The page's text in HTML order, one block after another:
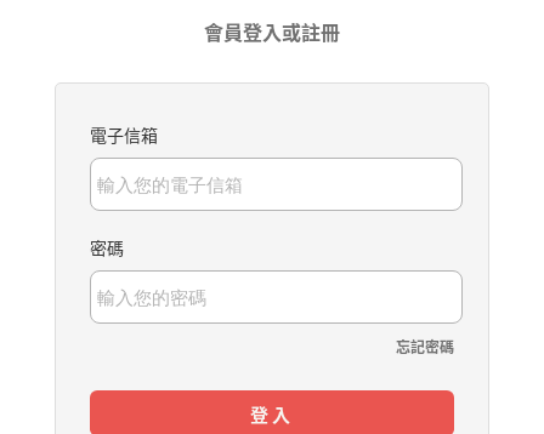
會員登入或註冊
電子信箱
密碼
忘記密碼
登入